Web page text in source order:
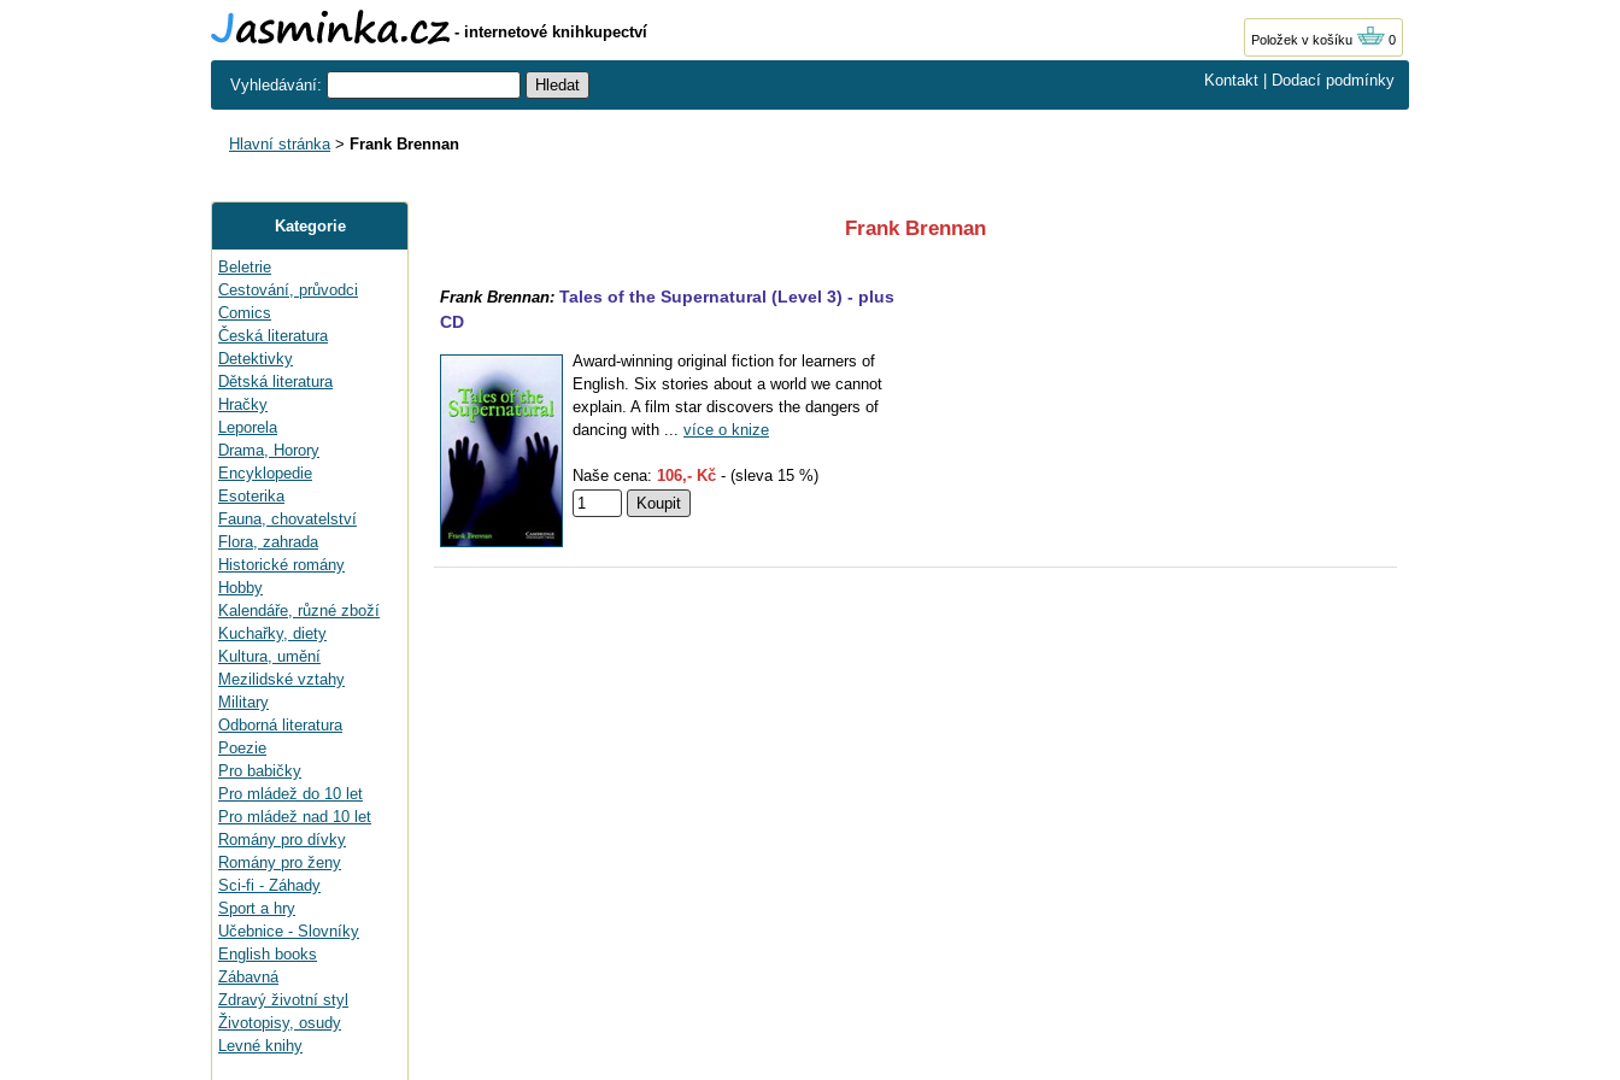
- internetové knihkupectví Položek v košíku 0
Vyhledávání: Kontakt Dodací podmínky
Hlavní stránka> Frank Brennan
Kategorie
Beletrie
Cestování, průvodci
Comics
Česká literatura
Detektivky
Dětská literatura
Hračky
Leporela
Drama, Horory
Encyklopedie
Esoterika
Fauna, chovatelství
Flora, zahrada
Historické romány
Hobby
Kalendáře, různé zboží
Kuchařky, diety
Kultura, umění
Mezilidské vztahy
Military
Odborná literatura
Poezie
Pro babičky
Pro mládež do 10 let
Pro mládež nad 10 let
Romány pro dívky
Romány pro ženy
Sci-fi - Záhady
Sport a hry
Učebnice - Slovníky
English books
Zábavná
Zdravý životní styl
Životopisy, osudy
Levné knihy
Frank Brennan
Frank Brennan: Tales of the Supernatural (Level 3) - plus
CD
Award-winning original fiction for learners of
English. Six stories about a world we cannot
explain. A film star discovers the dangers of
dancing with ... více o knize
Naše cena: 106,- Kč - (sleva 15 %)